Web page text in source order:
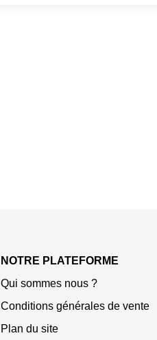
NOTRE PLATEFORME
Qui sommes nous ?
Conditions générales de vente
Plan du site